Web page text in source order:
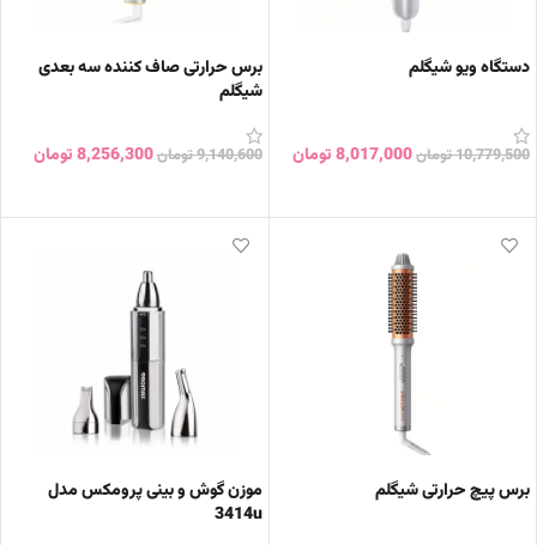
دستگاه ویو شیگلم
10,779,500تومان8,017,000تومان
برس حرارتی صاف کننده سه بعدی
شیگلم
9,140,600تومان8,256,300تومان
برس پیچ حرارتی شیگلم
موزن گوش و بینی پرومکس مدل
3414u